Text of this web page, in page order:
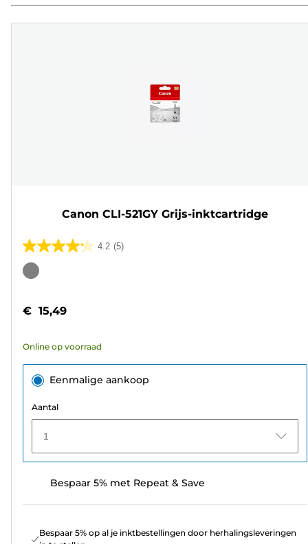
Canon CLI-521GY Grijs-inktcartridge
4.2 (5)
4.2
van
sterren.
beoordelingen
Kleurencartridge
€ 15,49
Online op voorraad
Eenmalige aankoop
Aantal
1
Bespaar 5% met Repeat & Save
Bespaar 5% op al je inktbestellingen door herhalingsleveringen